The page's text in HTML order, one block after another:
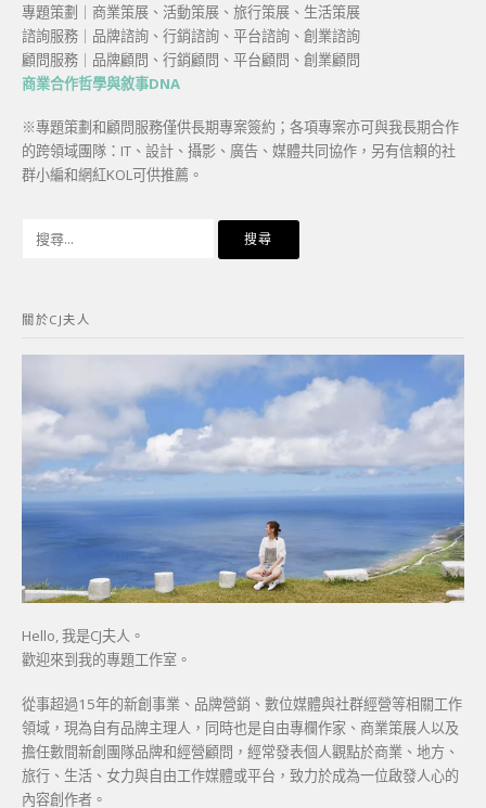
專題策劃｜商業策展、活動策展、旅行策展、生活策展
諮詢服務｜品牌諮詢、行銷諮詢、平台諮詢、創業諮詢
顧問服務｜品牌顧問、行銷顧問、平台顧問、創業顧問
商業合作哲學與敘事DNA
※專題策劃和顧問服務僅供長期專案簽約；各項專案亦可與我長期合作
的跨領域團隊：IT、設計、攝影、廣告、媒體共同協作，另有信賴的社
群小編和網紅KOL可供推薦。
字:
關於CJ夫人
Hello, 我是CJ夫人。
歡迎來到我的專題工作室。
從事超過15年的新創事業、品牌營銷、數位媒體與社群經營等相關工作
領域，現為自有品牌主理人，同時也是自由專欄作家、商業策展人以及
擔任數間新創團隊品牌和經營顧問，經常發表個人觀點於商業、地方、
旅行、生活、女力與自由工作媒體或平台，致力於成為一位啟發人心的
內容創作者。